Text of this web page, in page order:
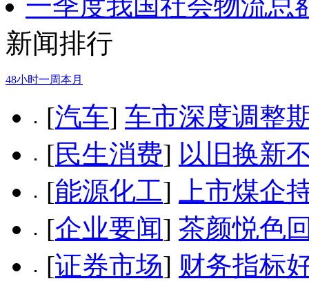
新闻排行
48小时一周本月
[汽车] 车市深度调整
[民生消费] 以旧换新
[能源化工]
上市煤企
[企业要闻] 茶颜悦色
[证券市场] 财务指标